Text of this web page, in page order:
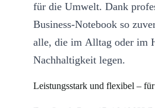
für die Umwelt. Dank
Business-Notebook so
alle, die im Alltag oder im
Nachhaltigkeit legen.
Leistungsstark und flexibel –